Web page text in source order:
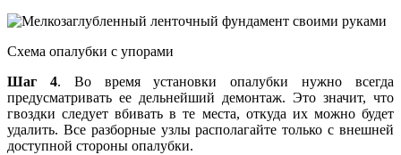
Схема опалубки с упорами
Шаг 4. Во время установки опалубки нужно всегда
предусматривать ее дельнейший демонтаж. Это значит, что
гвоздки следует вбивать в те места, откуда их можно будет
удалить. Все разборные узлы располагайте только с внешней
доступной стороны опалубки.